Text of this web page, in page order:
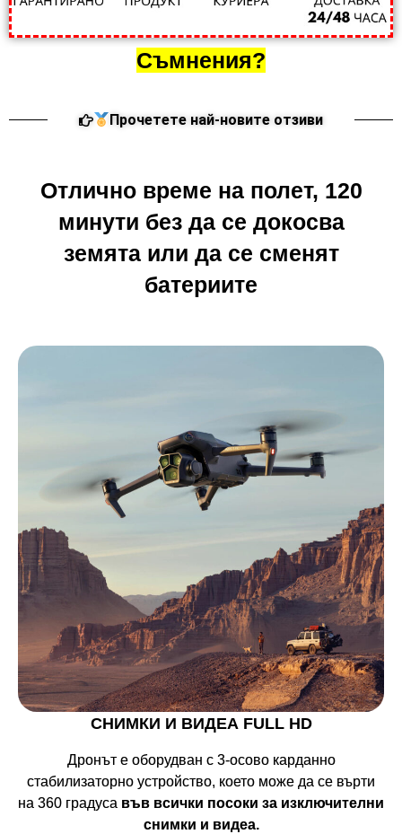
Съмнения?
Прочетете най-новите отзиви
Отлично време на полет, 120
минути без да се докосва
земята или да се сменят
батериите
СНИМКИ И ВИДЕА FULL HD
Дронът е оборудван с 3-осово карданно
стабилизаторно устройство, което може да се върти
на 360 градуса във всички посоки за изключителни
снимки и видеа.